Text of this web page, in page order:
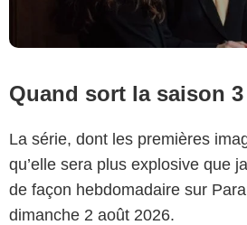
Quand sort la saison
La série, dont les premières
qu’elle sera plus explosive que
de façon hebdomadaire sur
dimanche 2 août 2026.